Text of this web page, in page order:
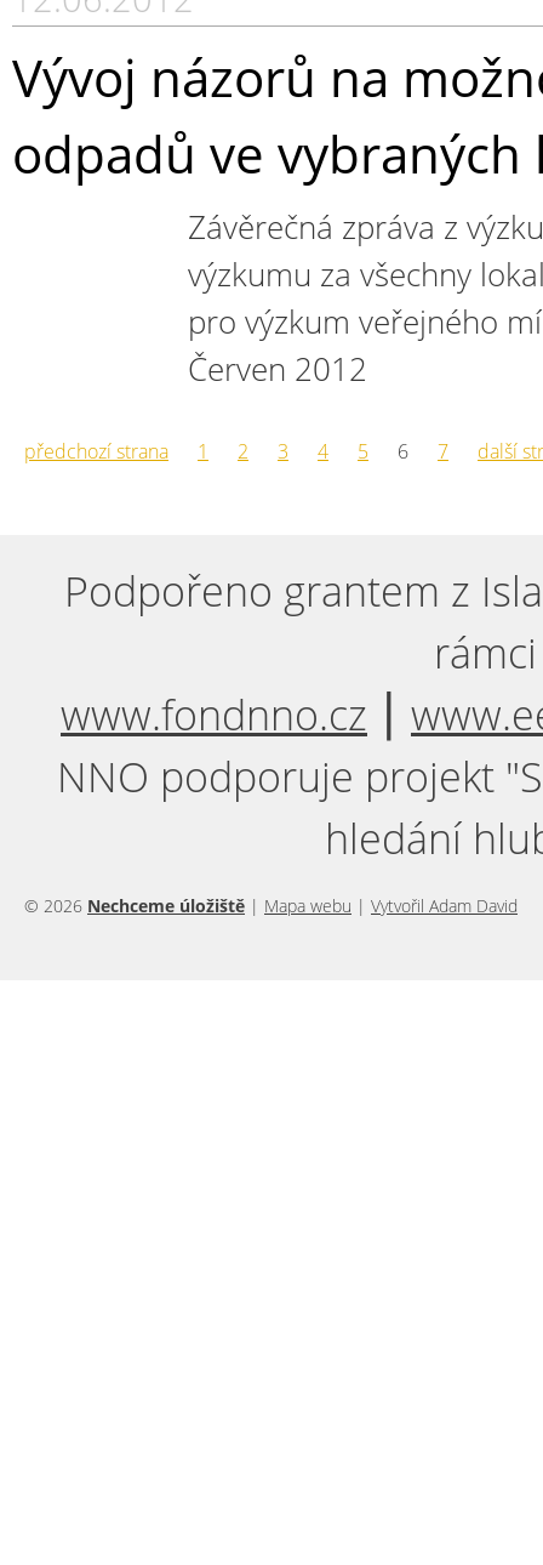
Vývoj názorů na
odpadů ve vybraných
Závěrečná zpráva z
výzkumu za všechny
pro výzkum veřejného
Červen 2012
předchozí strana 1 2 3 4 5 6 7 další
Podpořeno grantem z
www.fondnno.cz
NNO podporuje projekt
hledání
© 2026 Nechceme úložiště | Mapa webu | Vytvořil Adam David